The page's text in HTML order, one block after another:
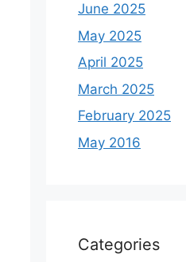
June 2025
May 2025
April 2025
March 2025
February 2025
May 2016
Categories